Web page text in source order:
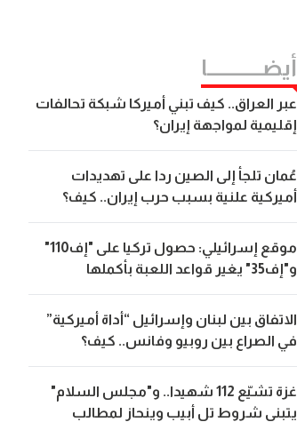
أيضــــــــــــا
عبر العراق.. كيف تبني أميركا شبكة تحالفات
إقليمية لمواجهة إيران؟
عُمان تلجأ إلى الصين ردا على تهديدات
أميركية علنية بسبب حرب إيران.. كيف؟
موقع إسرائيلي: حصول تركيا على "إف110"
و"إف35" يغير قواعد اللعبة بأكملها
الاتفاق بين لبنان وإسرائيل “أداة أميركية”
في الصراع بين روبيو وفانس.. كيف؟
غزة تشيّع 112 شهيدا.. و"مجلس السلام"
يتبنى شروط تل أبيب وينحاز لمطالب